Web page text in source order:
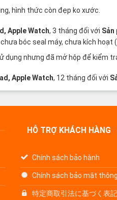
hình thức còn đẹp ko xước.
Apple Watch, 3 tháng đối với Sản
chưa bóc seal máy, chưa kích
dụng nhưng đã mở hộp để kiểm
Apple Watch, 12 tháng đối với
HỖ TRỢ KHÁCH HÀNG
Chính sách bảo hành
Chính sách bảo mật
特定商取引法に基づく表記